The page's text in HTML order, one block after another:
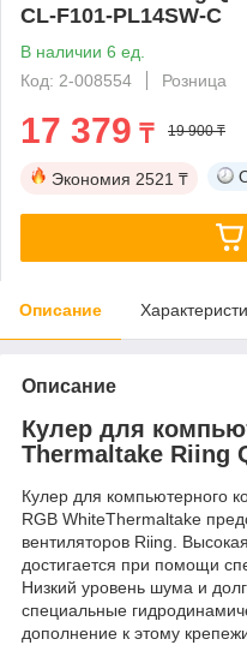
CL-F101-PL14SW-C
В наличии 6 ед.
Код: 2-008554
Розница
17 379 ₸ 19 900 ₸
Экономия 2521 ₸
Описание
Описание
Кулер для
Thermaltake Riing
Кулер для компьютерного
RGB WhiteThermaltake
вентиляторов Riing.
достигается при помощи
Низкий уровень шума и
специальные
дополнение к этому